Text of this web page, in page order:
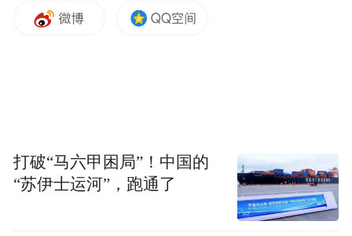
缆盗窃事件的快速识别。这些运营层面的调
布，本平台仅提供信息存储空间服务。
Notice: The content above (including the videos,
pictures and audios if any) is uploaded and posted
by the user of Dafeng Hao, which is a social media
platform and merely provides information storage
打破“马六甲困局”！中国的
“苏伊士运河”，跑通了